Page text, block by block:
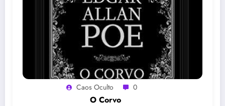
Caos Oculto 0
O Corvo